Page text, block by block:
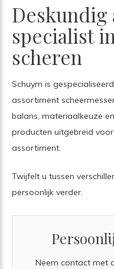
Deskundig
specialist
scheren
Schuym is
assortiment
balans, materiaalkeuze
producten uitgebreid
assortiment.
Twijfelt u tussen
persoonlijk verder.
Neem contact met